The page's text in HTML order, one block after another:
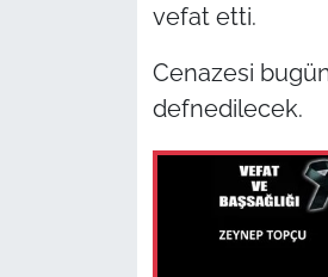
vefat etti.
Cenazesi
defnedilecek.